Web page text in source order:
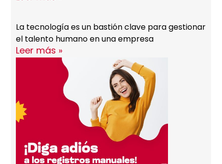
La tecnología es un bastión clave para gestionar
el talento humano en una empresa
Leer más »